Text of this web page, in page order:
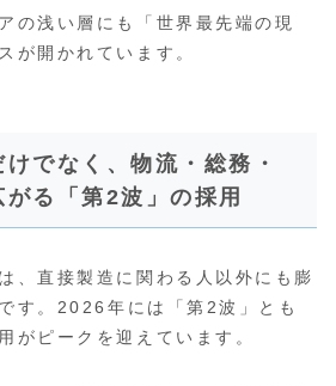
の浅い層にも「世界最先端の現
が開かれています。
でなく、物流・総務・
る「第2波」の採用
、直接製造に関わる人以外にも膨
す。2026年には「第2波」とも
がピークを迎えています。